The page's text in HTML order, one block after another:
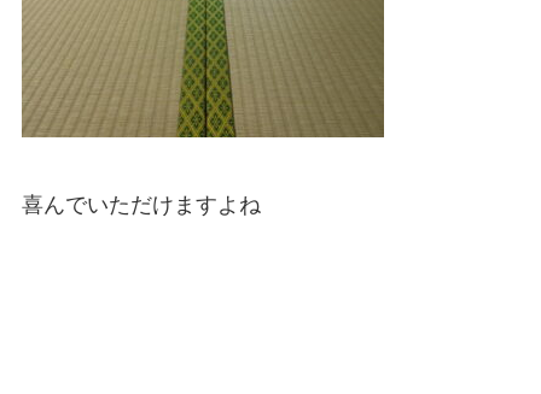
喜んでいただけますよね